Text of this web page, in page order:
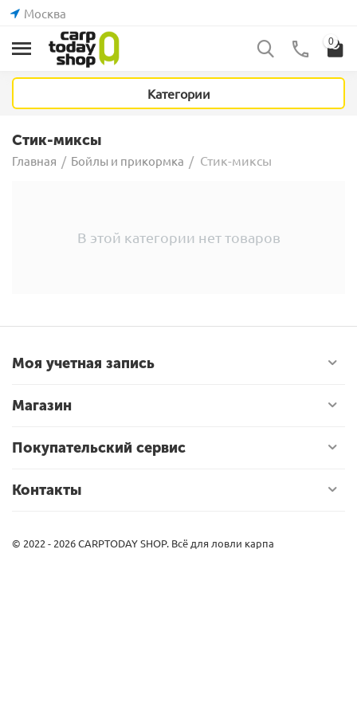
Москва
0
Категории
Стик-миксы
Главная / Бойлы и прикормка / Стик-миксы
В этой категории нет товаров
Моя учетная запись
Магазин
Покупательский сервис
Контакты
© 2022 - 2026 CARPTODAY SHOP. Всё для ловли карпа